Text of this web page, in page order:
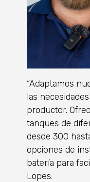
“Adaptamos
las
productor.
tanques de
desde 300
opciones de
batería para
Lopes.